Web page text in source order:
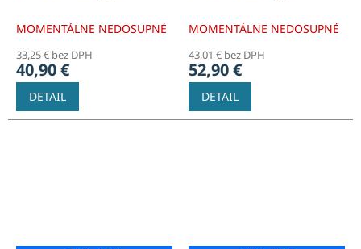
MOMENTÁLNE NEDOSUPNÉ
33,25 € bez DPH
40,90 €
DETAIL
MOMENTÁLNE NEDOSUPNÉ
43,01 € bez DPH
52,90 €
DETAIL